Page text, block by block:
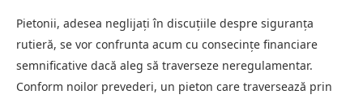
Pietonii, adesea neglijați în discuțiile despre siguranța
rutieră, se vor confrunta acum cu consecințe financiare
semnificative dacă aleg să traverseze neregulamentar.
Conform noilor prevederi, un pieton care traversează prin